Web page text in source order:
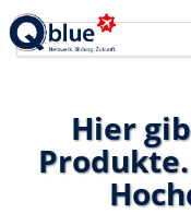
Hier